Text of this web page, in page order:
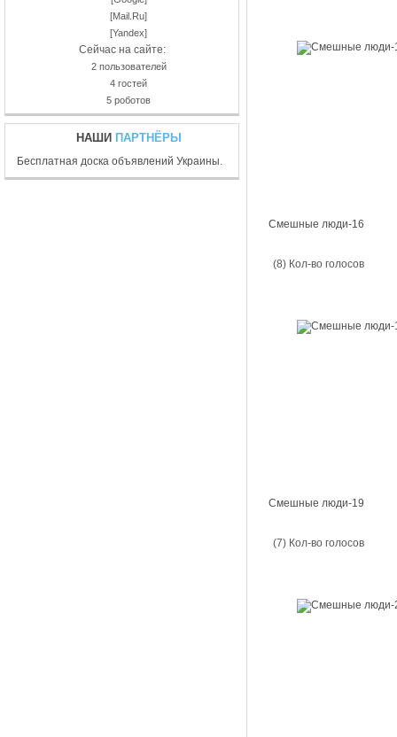
[Mail.Ru]
[Yandex]
Сейчас на сайте:
2 пользователей
4 гостей
5 роботов
НАШИ ПАРТНЁРЫ
Бесплатная доска объявлений Украины.
Смешные люди-16
(8) Кол-во голосов
Смешные люди-19
(7) Кол-во голосов